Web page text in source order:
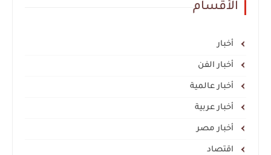
الأقسام
أخبار
أخبار الفن
أخبار عالمية
أخبار عربية
أخبار مصر
اقتصاد